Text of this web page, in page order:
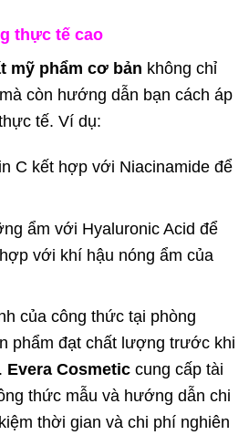
thực tế cao
mỹ phẩm cơ bản không chỉ
còn hướng dẫn bạn cách áp
tế. Ví dụ:
C kết hợp với Niacinamide để
ẩm với Hyaluronic Acid để
với khí hậu nóng ẩm của
của công thức tại phòng
phẩm đạt chất lượng trước khi
Evera Cosmetic cung cấp tài
thức mẫu và hướng dẫn chi
thời gian và chi phí nghiên